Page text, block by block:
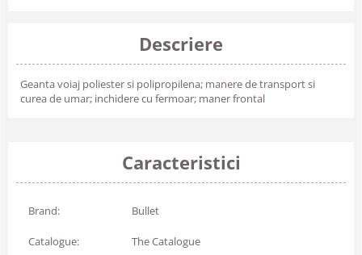
Descriere
Geanta voiaj poliester si polipropilena; manere de transport si
curea de umar; inchidere cu fermoar; maner frontal
Caracteristici
Brand: Bullet
Catalogue: The Catalogue